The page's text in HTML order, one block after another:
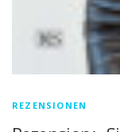
REZENSIONEN